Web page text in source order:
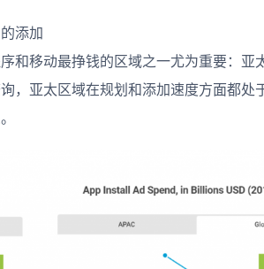
添加
和移动最挣钱的区域之一尤为重要：亚
，亚太区域在规划和添加速度方面都处